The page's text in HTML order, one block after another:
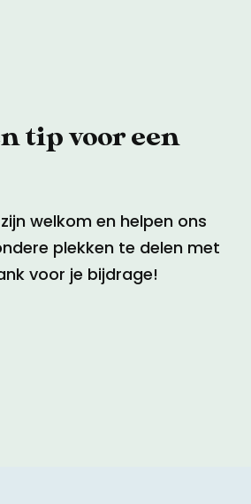
tip voor een
welkom en helpen ons
plekken te delen met
voor je bijdrage!